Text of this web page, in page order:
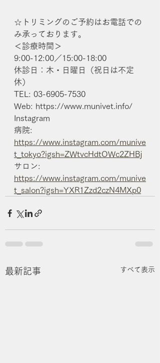
☆トリミングのご予約はお電話での
み承っております。
＜診療時間＞
9:00-12:00／15:00-18:00
休診日：木・日曜日（祝日は不定
休）
TEL: 03-6905-7530
Web: https://www.munivet.info/
Instagram
病院:
https://www.instagram.com/munive
t_tokyo?igsh=ZWtvcHdtOWc2ZHBj
サロン:
https://www.instagram.com/munive
t_salon?igsh=YXR1Zzd2czN4MXp0
最新記事 すべて表示